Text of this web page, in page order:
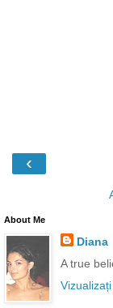
‹
About Me
Diana
A true